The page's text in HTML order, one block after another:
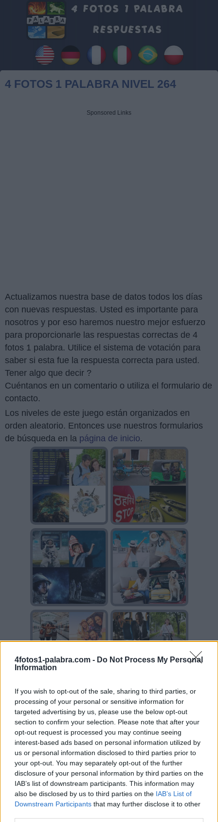
4fotos1-palabra.com - Do Not Process My Personal
Information
If you wish to opt-out of the sale, sharing to third parties, or
processing of your personal or sensitive information for
targeted advertising by us, please use the below opt-out
section to confirm your selection. Please note that after your
opt-out request is processed you may continue seeing
interest-based ads based on personal information utilized by
us or personal information disclosed to third parties prior to
your opt-out. You may separately opt-out of the further
disclosure of your personal information by third parties on the
IAB’s list of downstream participants. This information may
also be disclosed by us to third parties on the IAB’s List of
Downstream Participants that may further disclose it to other
4 FOTOS 1 PALABRA NIVEL 264
Sponsored Links
Actualizamos nuestra base de datos todos los días
con nuevas respuestas. Usted es importante para
nosotros y por eso haremos nuestro mejor esfuerzo
para proporcionarle las respuestas correctas de 4
fotos 1 palabra. Utilice el sistema de votación para
saber si esta fue la respuesta correcta para usted.
Tener algo que decir ?
Cuéntanos en un comentario o utiliza el formulario de
contacto.
Los niveles de este juego están organizados en
orden aleatorio. Entonces use nuestros formularios
de búsqueda en la página de inicio.
Sponsored Links